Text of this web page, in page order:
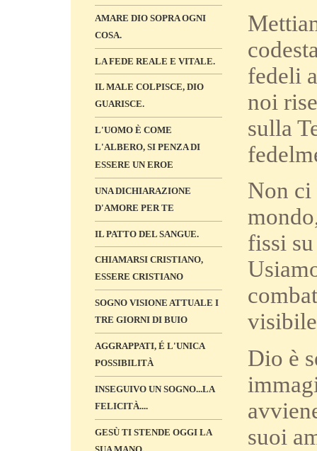
AMARE DIO SOPRA OGNI
COSA.
LA FEDE REALE E VITALE.
IL MALE COLPISCE, DIO
GUARISCE.
L'UOMO È COME
L'ALBERO, SI PENZA DI
ESSERE UN EROE
UNA DICHIARAZIONE
D'AMORE PER TE
IL PATTO DEL SANGUE.
CHIAMARSI CRISTIANO,
ESSERE CRISTIANO
SOGNO VISIONE ATTUALE I
TRE GIORNI DI BUIO
AGGRAPPATI, É L'UNICA
POSSIBILITÀ
INSEGUIVO UN SOGNO...LA
FELICITÀ....
GESÙ TI STENDE OGGI LA
fedeli
noi
sulla
Non ci
fissi
Dio è
suoi